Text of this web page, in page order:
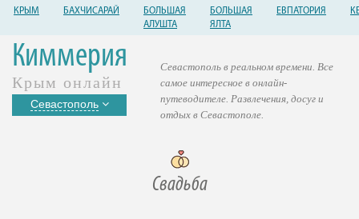
КРЫМ БАХЧИСАРАЙ
БОЛЬШАЯ
АЛУШТА
БОЛЬШАЯ
ЯЛТА
ЕВПАТОРИЯ
Киммерия
Крым онлайн
Севастополь
Свадьба
Севастополь в реальном времени. Все
самое интересное в онлайн-
путеводителе. Развлечения, досуг и
отдых в Севастополе.